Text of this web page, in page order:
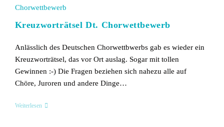
Kreuzworträtsel Dt. Chorwettbewerb
Anlässlich des Deutschen Chorwettbwerbs gab es wieder ein
Kreuzworträtsel, das vor Ort auslag. Sogar mit tollen
Gewinnen :-) Die Fragen beziehen sich nahezu alle auf
Chöre, Juroren und andere Dinge…
WeiterlesenKreuzworträtsel